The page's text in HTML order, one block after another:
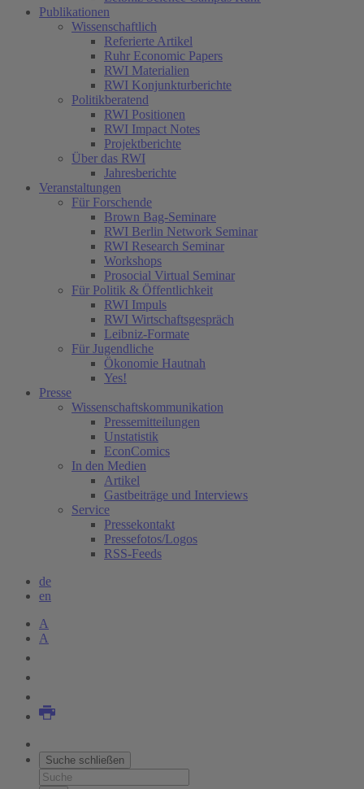
Publikationen
Wissenschaftlich
Referierte Artikel
Ruhr Economic Papers
RWI Materialien
RWI Konjunkturberichte
Politikberatend
RWI Positionen
RWI Impact Notes
Projektberichte
Über das RWI
Jahresberichte
Veranstaltungen
Für Forschende
Brown Bag-Seminare
RWI Berlin Network Seminar
RWI Research Seminar
Workshops
Prosocial Virtual Seminar
Für Politik & Öffentlichkeit
RWI Impuls
RWI Wirtschaftsgespräch
Leibniz-Formate
Für Jugendliche
Ökonomie Hautnah
Yes!
Presse
Wissenschaftskommunikation
Pressemitteilungen
Unstatistik
EconComics
In den Medien
Artikel
Gastbeiträge und Interviews
Service
Pressekontakt
Pressefotos/Logos
RSS-Feeds
de
en
A
A
Suche schließen